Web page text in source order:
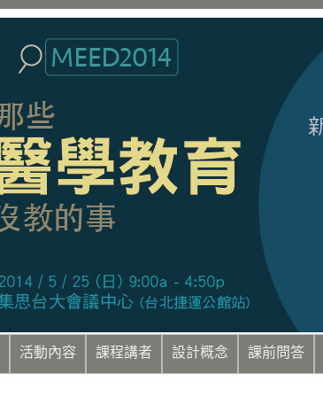
活動內容 課程講者 設計概念 課前問答